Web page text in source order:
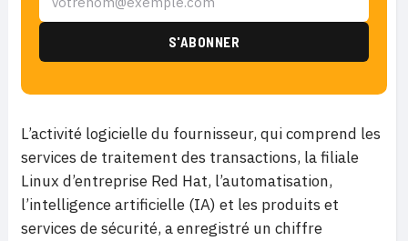
L’activité logicielle du fournisseur, qui comprend les
services de traitement des transactions, la filiale
Linux d’entreprise Red Hat, l’automatisation,
l’intelligence artificielle (IA) et les produits et
services de sécurité, a enregistré un chiffre